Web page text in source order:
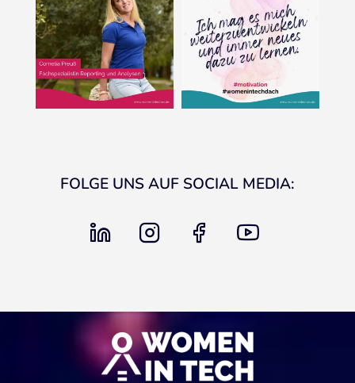
FOLGE UNS AUF SOCIAL MEDIA:
linkedin instagram